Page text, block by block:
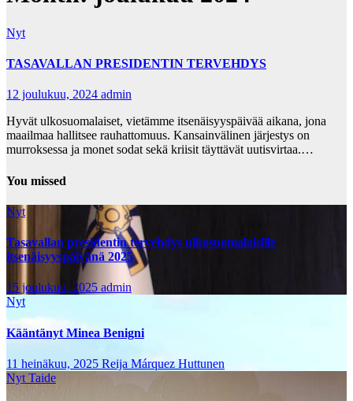
Nyt
TASAVALLAN PRESIDENTIN TERVEHDYS
12 joulukuu, 2024 admin
Hyvät ulkosuomalaiset, vietämme itsenäisyyspäivää aikana, jona
maailmaa hallitsee rauhattomuus. Kansainvälinen järjestys on
murroksessa ja monet sodat sekä kriisit täyttävät uutisvirtaa.…
You missed
Nyt
Tasavallan presidentin tervehdys ulkosuomalaisille
itsenäisyyspäivänä 2025
15 joulukuu, 2025 admin
Nyt
Kääntänyt Minea Benigni
11 heinäkuu, 2025 Reija Márquez Huttunen
Nyt Taide